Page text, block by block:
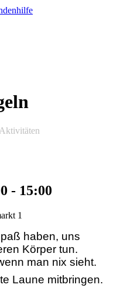
- 15:00
1
haben, uns
Körper tun.
man nix sieht.
Laune mitbringen.